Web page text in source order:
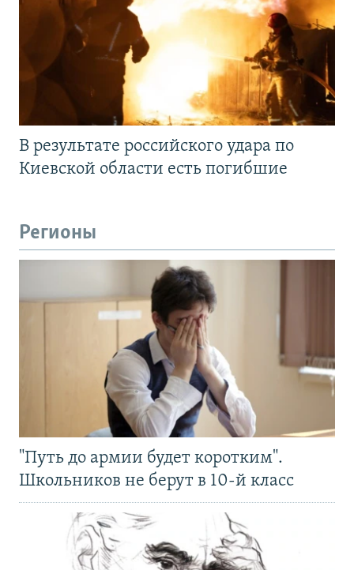
В результате российского удара по
Киевской области есть погибшие
Регионы
"Путь до армии будет коротким".
Школьников не берут в 10-й класс